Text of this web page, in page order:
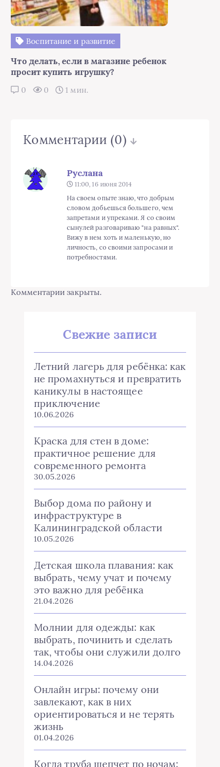
Воспитание и развитие
Что делать, если в магазине ребенок
просит купить игрушку?
0 0 1 мин.
Комментарии (0)
Руслана
11:00, 16 июня 2014
На своем опыте знаю, что добрым
словом добьешься большего, чем
запретами и упреками. Я со своим
сынулей разговариваю "на равных".
Вижу в нем хоть и маленькую, но
личность, со своими запросами и
потребностями.
Комментарии закрыты.
Свежие записи
Летний лагерь для ребёнка: как
не промахнуться и превратить
каникулы в настоящее
приключение
10.06.2026
Краска для стен в доме:
практичное решение для
современного ремонта
30.05.2026
Выбор дома по району и
инфраструктуре в
Калининградской области
10.05.2026
Детская школа плавания: как
выбрать, чему учат и почему
это важно для ребёнка
21.04.2026
Молнии для одежды: как
выбрать, починить и сделать
так, чтобы они служили долго
14.04.2026
Онлайн игры: почему они
завлекают, как в них
ориентироваться и не терять
жизнь
01.04.2026
Когда труба шепчет по ночам: